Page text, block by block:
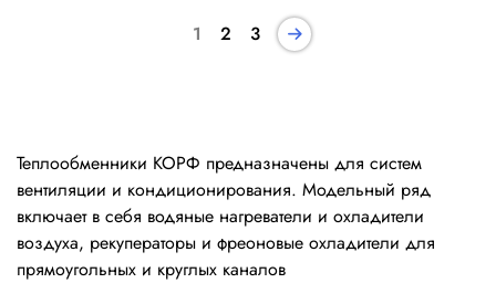
1 2 3
Теплообменники КОРФ предназначены для систем
вентиляции и кондиционирования. Модельный ряд
включает в себя водяные нагреватели и охладители
воздуха, рекуператоры и фреоновые охладители для
прямоугольных и круглых каналов